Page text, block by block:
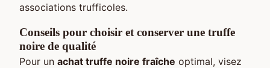
associations trufficoles.
Conseils pour choisir et conserver une truffe
noire de qualité
Pour un achat truffe noire fraîche optimal, visez